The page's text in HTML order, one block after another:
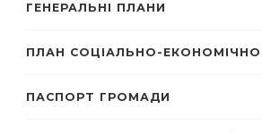
ГЕНЕРАЛЬНІ ПЛАНИ
ПЛАН СОЦІАЛЬНО-
ПАСПОРТ ГРОМАДИ